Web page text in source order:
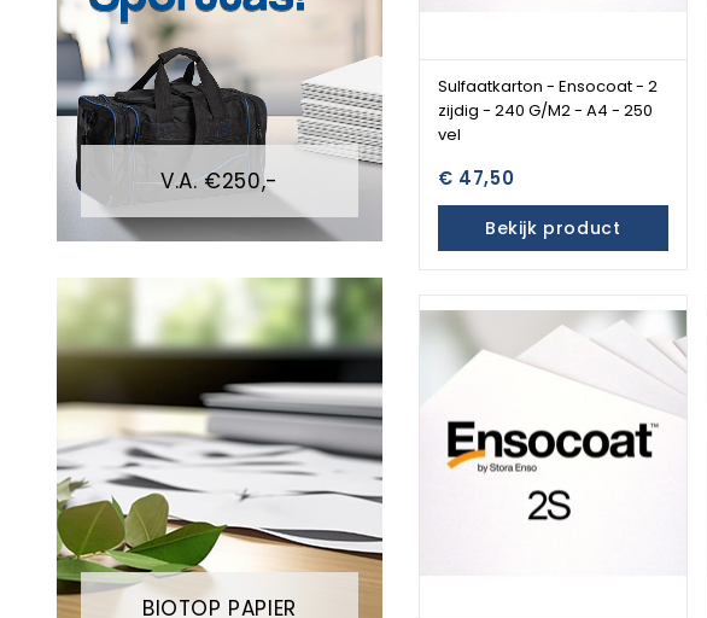
V.A. €250,-
BIOTOP PAPIER
Sulfaatkarton - Ensocoat - 2
zijdig - 240 G/M2 - A4 - 250
vel
€ 47,50
Bekijk product